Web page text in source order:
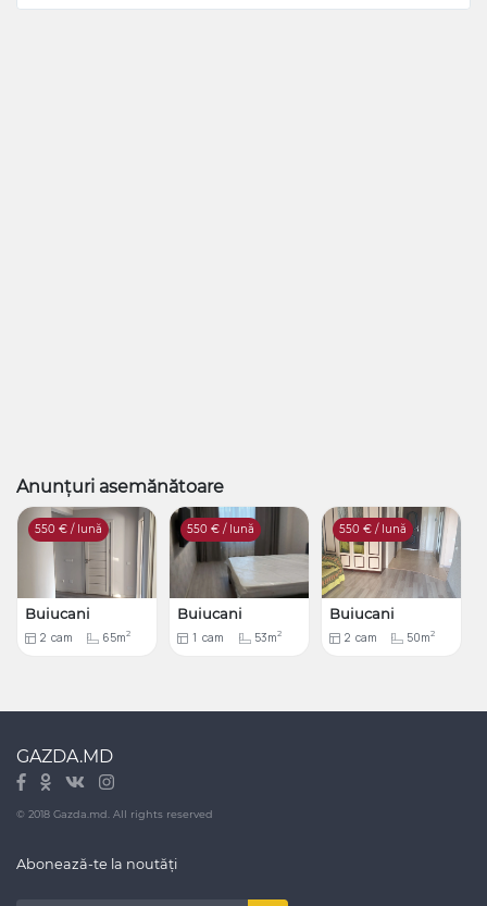
Anunțuri asemănătoare
550 € / lună
Buiucani
2 cam 65m2
550 € / lună
Buiucani
1 cam 53m2
550 € / lună
Buiucani
2 cam 50m2
GAZDA.MD
© 2018 Gazda.md. All rights reserved
Abonează-te la noutăți